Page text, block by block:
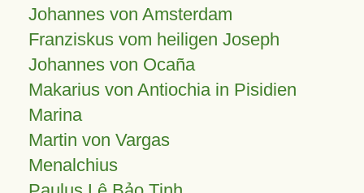
Johannes von Amsterdam
Franziskus vom heiligen Joseph
Johannes von Ocaña
Makarius von Antiochia in Pisidien
Marina
Martin von Vargas
Menalchius